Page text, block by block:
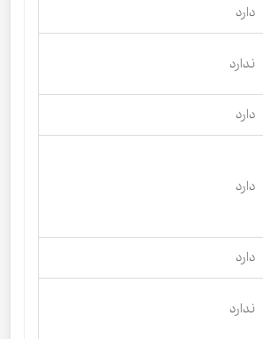
دارد
ندارد
دارد
دارد
دارد
ندارد